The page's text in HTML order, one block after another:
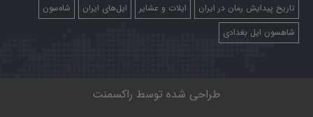
تاریخ پیدایش رمان در ایران
ایلات و عشایر ایل‌های ایران
شاه‌سون
شاهسون ایل بغدادی
طراحی شده توسط راکسمنت